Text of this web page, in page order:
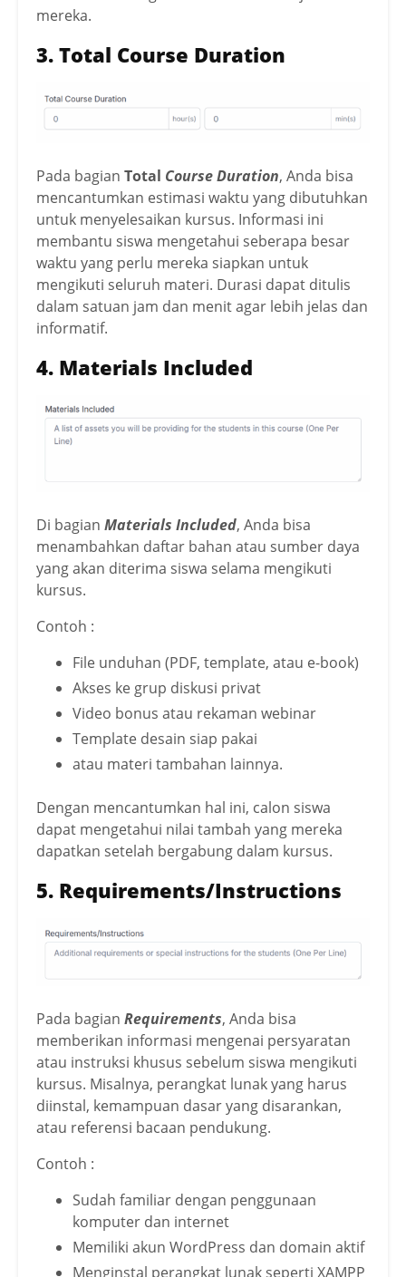
mereka.
3. Total Course Duration
Pada bagian Total Course Duration, Anda bisa
mencantumkan estimasi waktu yang dibutuhkan
untuk menyelesaikan kursus. Informasi ini
membantu siswa mengetahui seberapa besar
waktu yang perlu mereka siapkan untuk
mengikuti seluruh materi. Durasi dapat ditulis
dalam satuan jam dan menit agar lebih jelas dan
informatif.
4. Materials Included
Di bagian Materials Included, Anda bisa
menambahkan daftar bahan atau sumber daya
yang akan diterima siswa selama mengikuti
kursus.
Contoh :
File unduhan (PDF, template, atau e-book)
Akses ke grup diskusi privat
Video bonus atau rekaman webinar
Template desain siap pakai
atau materi tambahan lainnya.
Dengan mencantumkan hal ini, calon siswa
dapat mengetahui nilai tambah yang mereka
dapatkan setelah bergabung dalam kursus.
5. Requirements/Instructions
Pada bagian Requirements, Anda bisa
memberikan informasi mengenai persyaratan
atau instruksi khusus sebelum siswa mengikuti
kursus. Misalnya, perangkat lunak yang harus
diinstal, kemampuan dasar yang disarankan,
atau referensi bacaan pendukung.
Contoh :
Sudah familiar dengan penggunaan
komputer dan internet
Memiliki akun WordPress dan domain aktif
Menginstal perangkat lunak seperti XAMPP